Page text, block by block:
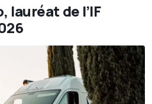
lauréat de l’IF